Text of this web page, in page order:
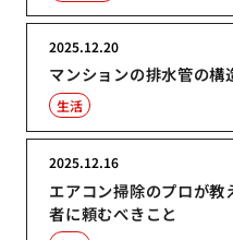
マンションの排水管の
2025.12.20
生活
エアコン掃除のプロが
者に頼むべきこと
2025.12.16